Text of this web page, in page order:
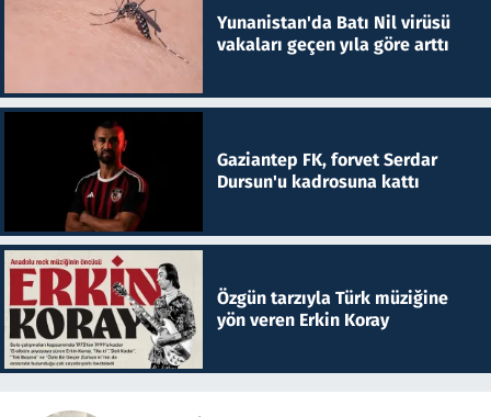
Yunanistan'da Batı Nil virüsü
vakaları geçen yıla göre arttı
Gaziantep FK, forvet Serdar
Dursun'u kadrosuna kattı
Özgün tarzıyla Türk müziğine
yön veren Erkin Koray